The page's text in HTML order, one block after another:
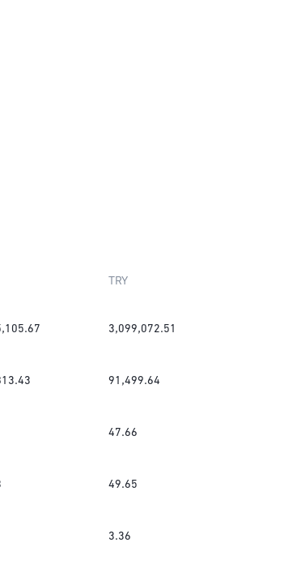
TRY
3,099,072.51
91,499.64
47.66
49.65
3.36